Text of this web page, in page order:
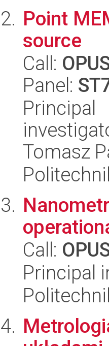
Point
source
Call:
Panel:
Principal
Tomasz
Call:
Principal